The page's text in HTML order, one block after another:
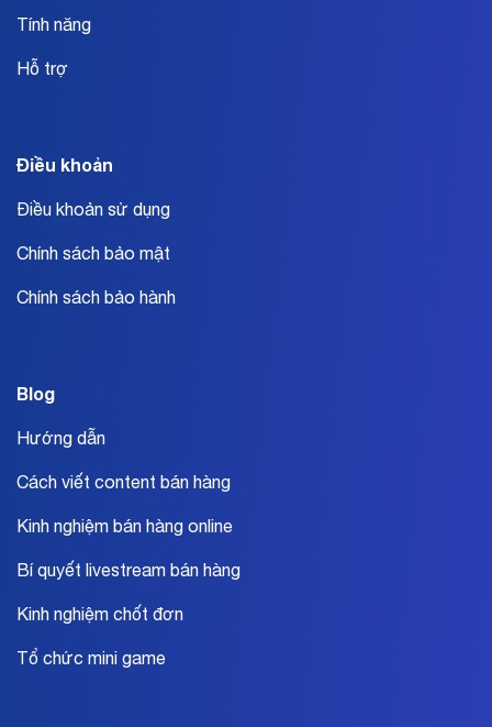
Tính năng
Hỗ trợ
Điều khoản
Điều khoản sử dụng
Chính sách bảo mật
Chính sách bảo hành
Blog
Hướng dẫn
Cách viết content bán hàng
Kinh nghiệm bán hàng online
Bí quyết livestream bán hàng
Kinh nghiệm chốt đơn
Tổ chức mini game